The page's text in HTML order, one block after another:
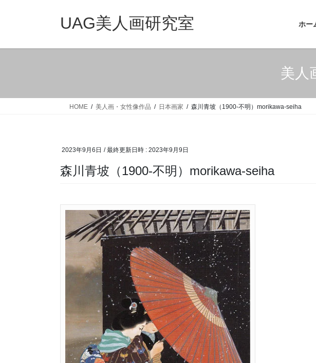
UAG美人画研究室 ホー
美人
HOME 美人画・女性像作品 日本画家 森川青坡（1900-不明）morikawa-seiha
2023年9月6日 / 最終更新日時 : 2023年9月9日
森川青坡（1900-不明）morikawa-seiha